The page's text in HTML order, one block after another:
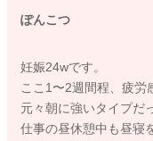
ぽんこつ
妊娠24wです。
ここ1〜2週間程、疲労
元々朝に強いタイプだ
仕事の昼休憩中も昼寝